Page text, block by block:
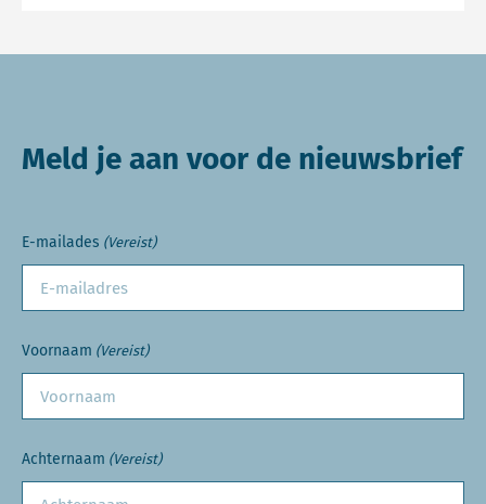
Meld je aan voor de nieuwsbrief
E-mailades (Vereist)
Voornaam (Vereist)
Achternaam (Vereist)